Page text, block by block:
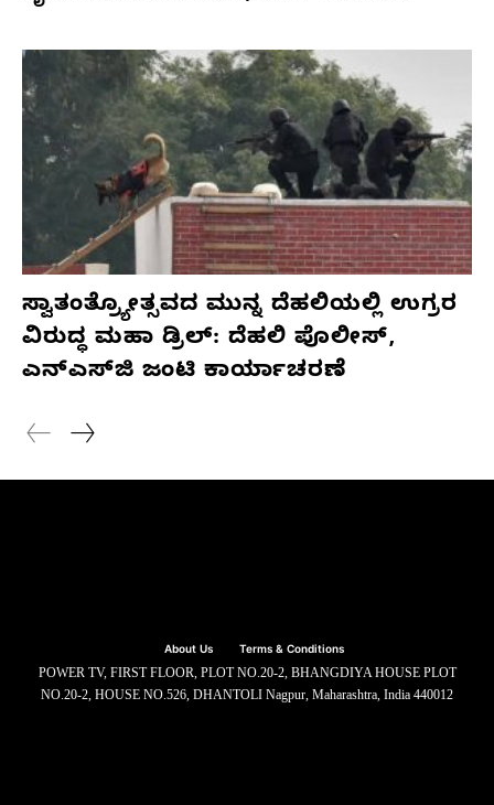
ಸ್ವಾತಂತ್ರ್ಯೋತ್ಸವದ ಮುನ್ನ ದೆಹಲಿಯಲ್ಲಿ ಉಗ್ರರ
ವಿರುದ್ಧ ಮಹಾ ಡ್ರಿಲ್: ದೆಹಲಿ ಪೊಲೀಸ್,
ಎನ್‌ಎಸ್‌ಜಿ ಜಂಟಿ ಕಾರ್ಯಾಚರಣೆ
About Us Terms & Conditions
POWER TV, FIRST FLOOR, PLOT NO.20-2, BHANGDIYA HOUSE PLOT
NO.20-2, HOUSE NO.526, DHANTOLI Nagpur, Maharashtra, India 440012